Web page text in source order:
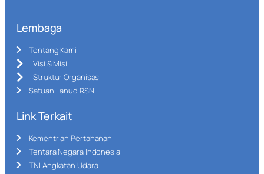
Lembaga
Tentang Kami
Visi & Misi
Struktur Organisasi
Satuan Lanud RSN
Link Terkait
Kementrian Pertahanan
Tentara Negara Indonesia
TNI Angkatan Udara